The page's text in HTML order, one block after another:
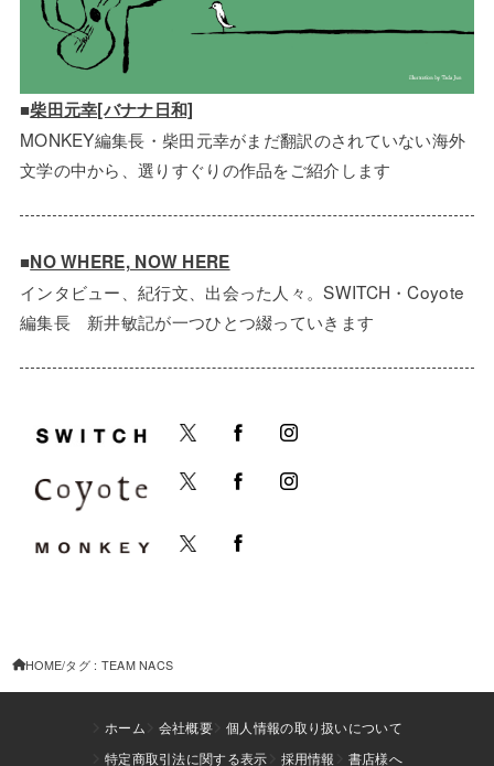
■柴田元幸[バナナ日和]
MONKEY編集長・柴田元幸がまだ翻訳のされていない海外
文学の中から、選りすぐりの作品をご紹介します
■NO WHERE, NOW HERE
インタビュー、紀行文、出会った人々。SWITCH・Coyote
編集長 新井敏記が一つひとつ綴っていきます
HOME タグ : TEAM NACS
ホーム 会社概要
個人情報の取り扱いについて
特定商取引法に関する表示
採用情報 書店様へ